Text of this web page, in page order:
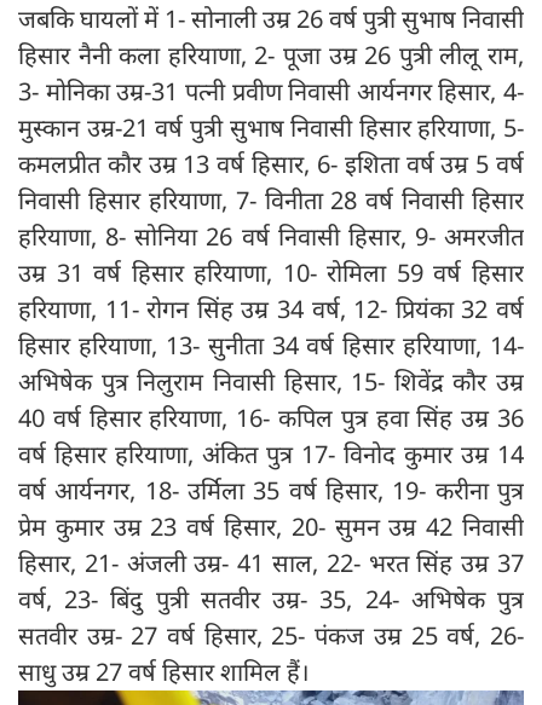
जबकि घायलों में 1- सोनाली उम्र 26 वर्ष पुत्री सुभाष निवासी
हिसार नैनी कला हरियाणा, 2- पूजा उम्र 26 पुत्री लीलू राम,
3- मोनिका उम्र-31 पत्नी प्रवीण निवासी आर्यनगर हिसार, 4-
मुस्कान उम्र-21 वर्ष पुत्री सुभाष निवासी हिसार हरियाणा, 5-
कमलप्रीत कौर उम्र 13 वर्ष हिसार, 6- इशिता वर्ष उम्र 5 वर्ष
निवासी हिसार हरियाणा, 7- विनीता 28 वर्ष निवासी हिसार
हरियाणा, 8- सोनिया 26 वर्ष निवासी हिसार, 9- अमरजीत
उम्र 31 वर्ष हिसार हरियाणा, 10- रोमिला 59 वर्ष हिसार
हरियाणा, 11- रोगन सिंह उम्र 34 वर्ष, 12- प्रियंका 32 वर्ष
हिसार हरियाणा, 13- सुनीता 34 वर्ष हिसार हरियाणा, 14-
अभिषेक पुत्र निलुराम निवासी हिसार, 15- शिवेंद्र कौर उम्र
40 वर्ष हिसार हरियाणा, 16- कपिल पुत्र हवा सिंह उम्र 36
वर्ष हिसार हरियाणा, अंकित पुत्र 17- विनोद कुमार उम्र 14
वर्ष आर्यनगर, 18- उर्मिला 35 वर्ष हिसार, 19- करीना पुत्र
प्रेम कुमार उम्र 23 वर्ष हिसार, 20- सुमन उम्र 42 निवासी
हिसार, 21- अंजली उम्र- 41 साल, 22- भरत सिंह उम्र 37
वर्ष, 23- बिंदु पुत्री सतवीर उम्र- 35, 24- अभिषेक पुत्र
सतवीर उम्र- 27 वर्ष हिसार, 25- पंकज उम्र 25 वर्ष, 26-
साधु उम्र 27 वर्ष हिसार शामिल हैं।